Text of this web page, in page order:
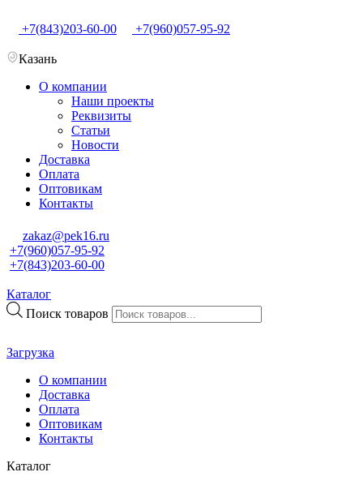
+7(843)203-60-00 +7(960)057-95-92
Казань
О компании
Наши проекты
Реквизиты
Статьи
Новости
Доставка
Оплата
Оптовикам
Контакты
zakaz@pek16.ru
+7(960)057-95-92
+7(843)203-60-00
Каталог
Поиск товаров
Загрузка
О компании
Доставка
Оплата
Оптовикам
Контакты
Каталог